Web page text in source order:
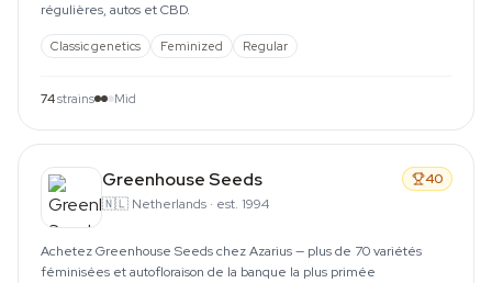
régulières, autos et CBD.
Classic genetics Feminized Regular
74strains Mid
Greenhouse Seeds
🇳🇱 Netherlands · est. 1994
40
Achetez Greenhouse Seeds chez Azarius — plus de 70 variétés
féminisées et autofloraison de la banque la plus primée